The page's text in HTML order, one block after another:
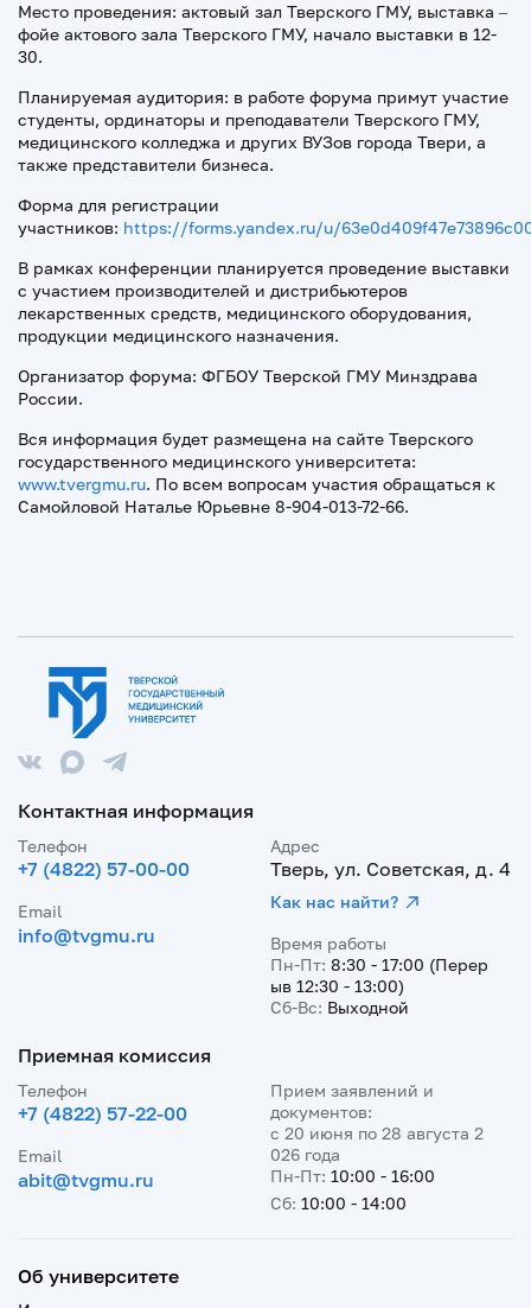
Место проведения: актовый зал Тверского ГМУ, выставка –
фойе актового зала Тверского ГМУ, начало выставки в 12-
30.
Планируемая аудитория: в работе форума примут участие
студенты, ординаторы и преподаватели Тверского ГМУ,
медицинского колледжа и других ВУЗов города Твери, а
также представители бизнеса.
Форма для регистрации
участников: https://forms.yandex.ru/u/
В рамках конференции планируется проведение выставки
с участием производителей и дистрибьютеров
лекарственных средств, медицинского оборудования,
продукции медицинского назначения.
Организатор форума: ФГБОУ Тверской ГМУ Минздрава
России.
Вся информация будет размещена на сайте Тверского
государственного медицинского университета:
www.tvergmu.ru. По всем вопросам участия обращаться к
Самойловой Наталье Юрьевне 8-904-013-72-66.
Контактная информация
Телефон
+7 (4822) 57-00-00
Email
info@tvgmu.ru
Адрес
Тверь, ул. Советская, д. 4
Как нас найти?
Время работы
Пн-Пт: 8:30 - 17:00 (Перер
ыв 12:30 - 13:00)
Сб-Вс: Выходной
Приемная комиссия
Телефон
+7 (4822) 57-22-00
Email
abit@tvgmu.ru
Прием заявлений и
документов:
с 20 июня по 28 августа 2
026 года
Пн-Пт: 10:00 - 16:00
Сб: 10:00 - 14:00
Об университете